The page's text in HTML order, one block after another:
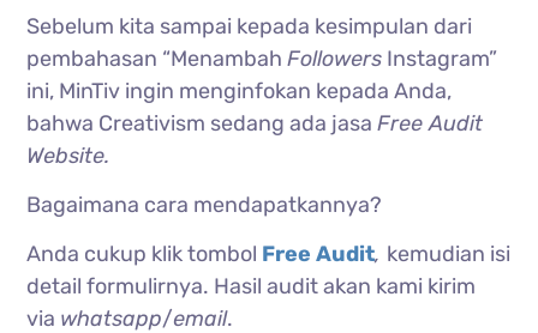
Sebelum kita sampai kepada kesimpulan dari
pembahasan “MenambahFollowers Instagram”
ini, MinTiv ingin menginfokan kepada Anda,
bahwa Creativism sedang ada jasaFree Audit
Website.
Bagaimana cara mendapatkannya?
Anda cukup klik tombol Free Audit, kemudian isi
detail formulirnya. Hasil audit akan kami kirim
via whatsapp/email.